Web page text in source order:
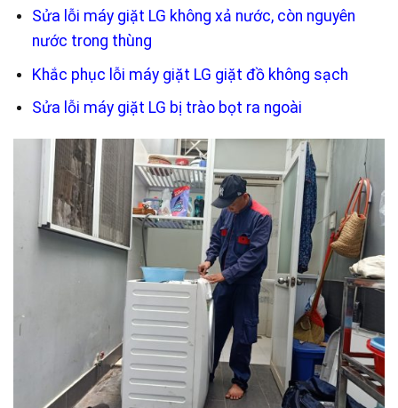
Sửa lỗi máy giặt LG không xả nước, còn nguyên
nước trong thùng
Khắc phục lỗi máy giặt LG giặt đồ không sạch
Sửa lỗi máy giặt LG bị trào bọt ra ngoài